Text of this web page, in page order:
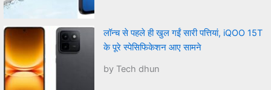
लॉन्च से पहले ही खुल गईं सारी पत्तियां, iQOO 15T
के पूरे स्पेसिफिकेशन आए सामने
by Tech dhun